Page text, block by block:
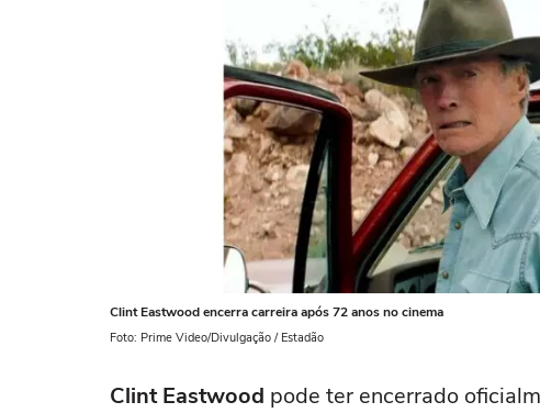
Clint Eastwood encerra carreira após 72 anos no cinema
Foto: Prime Video/Divulgação / Estadão
Clint Eastwood pode ter encerrado